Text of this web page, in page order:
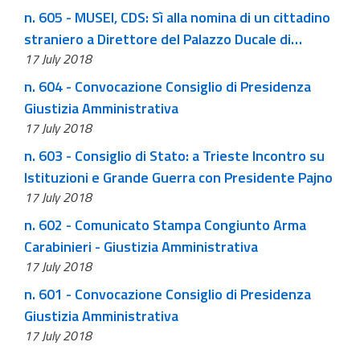
n. 605 - MUSEI, CDS: Sì alla nomina di un cittadino
straniero a Direttore del Palazzo Ducale di
Mantova
17 July 2018
n. 604 - Convocazione Consiglio di Presidenza
Giustizia Amministrativa
17 July 2018
n. 603 - Consiglio di Stato: a Trieste Incontro su
Istituzioni e Grande Guerra con Presidente Pajno
17 July 2018
n. 602 - Comunicato Stampa Congiunto Arma
Carabinieri - Giustizia Amministrativa
17 July 2018
n. 601 - Convocazione Consiglio di Presidenza
Giustizia Amministrativa
17 July 2018